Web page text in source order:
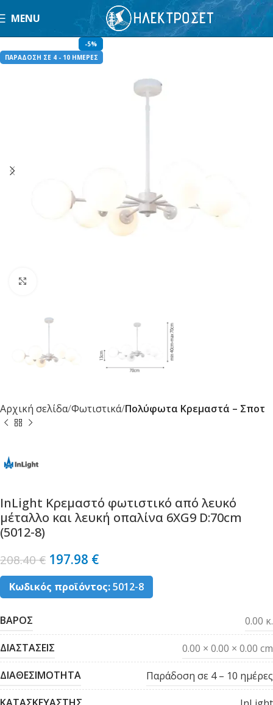
MENU
-5%
ΠΑΡΑΔΟΣΗ ΣΕ 4 - 10 ΗΜΕΡΕΣ
Αρχική σελίδα Φωτιστικά Πολύφωτα Κρεμαστά – Σποτ
InLight Κρεμαστό φωτιστικό από λευκό
μέταλλο και λευκή οπαλίνα 6XG9 D:70cm
(5012-8)
208.40€ 197.98 €
Κωδικός προϊόντος:5012-8
ΒΑΡΟΣ 0.00 κ.
ΔΙΑΣΤΑΣΕΙΣ 0.00 × 0.00 × 0.00 cm
ΔΙΑΘΕΣΙΜΟΤΗΤΑ Παράδοση σε 4 – 10 ημέρες